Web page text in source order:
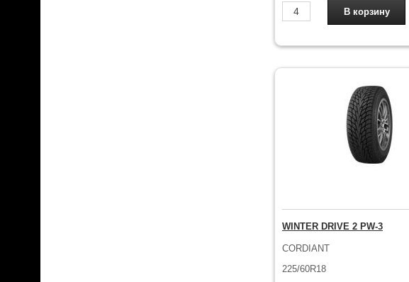
WINTER DRIVE 2 PW-3
CORDIANT
225/60R18